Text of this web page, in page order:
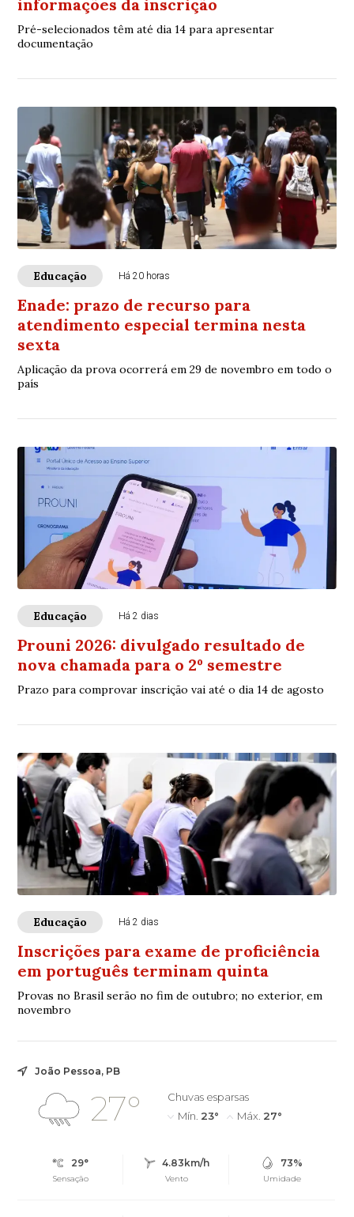
informações da inscrição
Pré-selecionados têm até dia 14 para apresentar
documentação
Educação Há 20 horas
Enade: prazo de recurso para
atendimento especial termina nesta
sexta
Aplicação da prova ocorrerá em 29 de novembro em todo o
país
Educação Há 2 dias
Prouni 2026: divulgado resultado de
nova chamada para o 2º semestre
Prazo para comprovar inscrição vai até o dia 14 de agosto
Educação Há 2 dias
Inscrições para exame de proficiência
em português terminam quinta
Provas no Brasil serão no fim de outubro; no exterior, em
novembro
João Pessoa, PB
27°
Chuvas esparsas
Mín. 23° Máx. 27°
29°
Sensação
4.83km/h
Vento
73%
Umidade